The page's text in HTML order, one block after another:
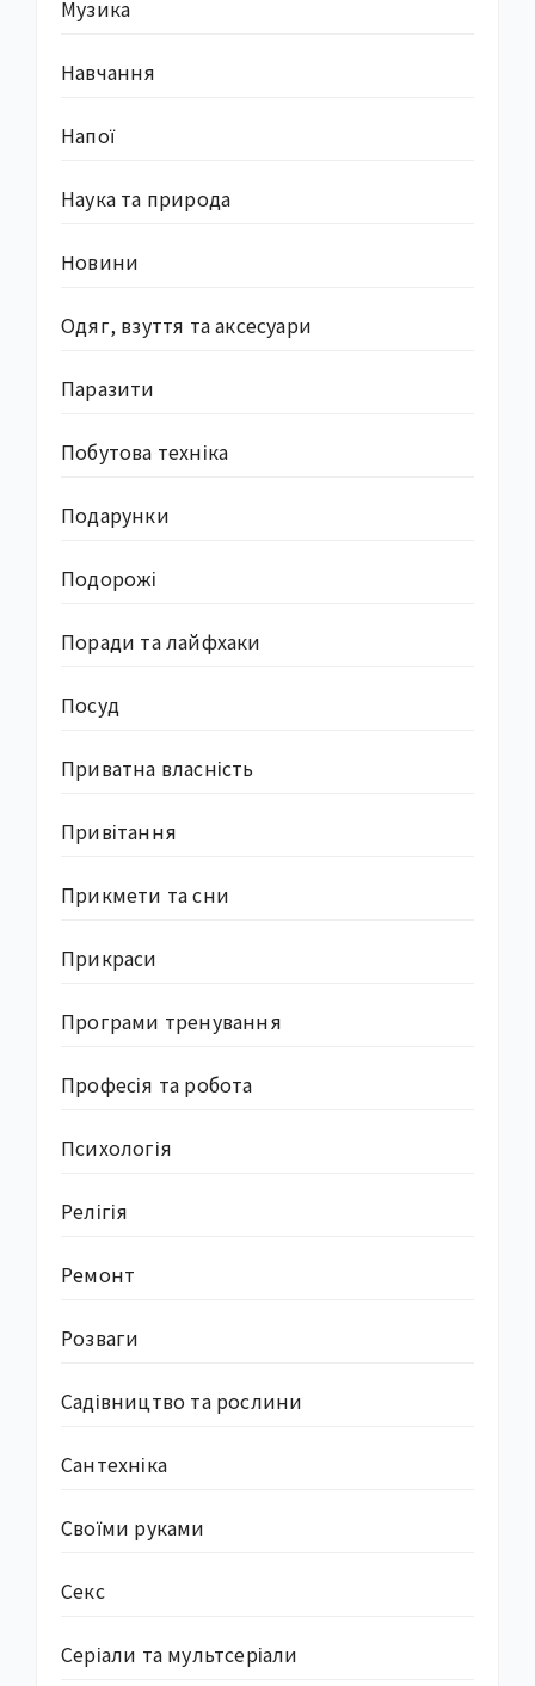
Музика
Навчання
Напої
Наука та природа
Новини
Одяг, взуття та аксесуари
Паразити
Побутова техніка
Подарунки
Подорожі
Поради та лайфхаки
Посуд
Приватна власність
Привітання
Прикмети та сни
Прикраси
Програми тренування
Професія та робота
Психологія
Релігія
Ремонт
Розваги
Садівництво та рослини
Сантехніка
Своїми руками
Секс
Серіали та мультсеріали